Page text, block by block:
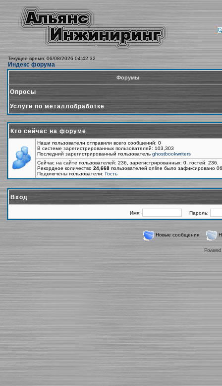
Текущее время: 06/08/2026 04:42:32
Индекс форума
Форумы
Опросы
Услуги по металлобработке
Кто сейчас на форуме
Наши пользователи отправили всего сообщений: 0
В системе зарегистрированных пользователей: 103,303
Последний зарегистрированный пользователь ghostbookwriters
Сейчас на сайте пользователей: 236, зарегистрированных: 0, гостей:
Рекордное количество 24,668 пользователей online было зафиксировано
Подключены пользователи: Гость
Вход
Имя: Пароль:
Новые сообщения